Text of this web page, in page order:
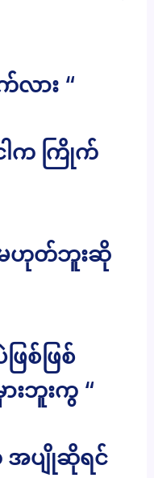
လား “
ငါက ကြိုက်
မဟုတ်ဘူးဆို
စ်ဖြစ်
ားဘူးကွ “
ပျိုဆိုရင်